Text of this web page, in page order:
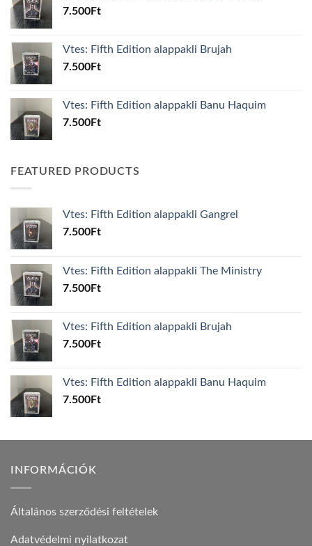
7.500Ft
Vtes: Fifth Edition alappakli Brujah
7.500Ft
Vtes: Fifth Edition alappakli Banu Haquim
7.500Ft
FEATURED PRODUCTS
Vtes: Fifth Edition alappakli Gangrel
7.500Ft
Vtes: Fifth Edition alappakli The Ministry
7.500Ft
Vtes: Fifth Edition alappakli Brujah
7.500Ft
Vtes: Fifth Edition alappakli Banu Haquim
7.500Ft
INFORMÁCIÓK
Általános szerződési feltételek
Adatvédelmi nyilatkozat